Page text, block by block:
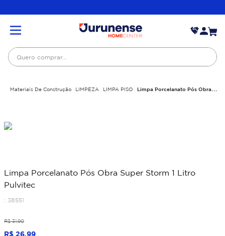
Quero comprar...
Materiais De Construção LIMPEZA LIMPA PISO Limpa Porcelanato Pós Obra
Limpa Porcelanato Pós Obra Super Storm 1 Litro
Pulvitec
: 38551
R$ 31,90
R$ 26,99